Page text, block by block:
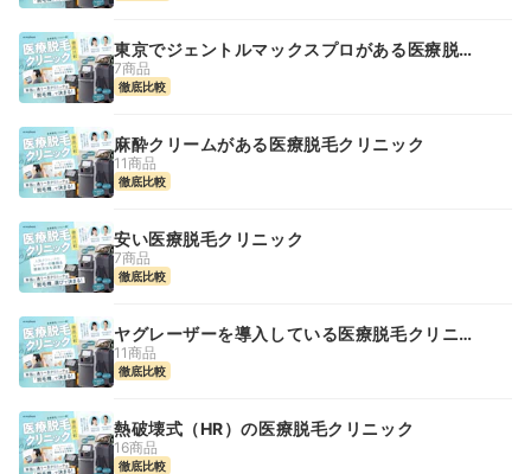
東京でジェントルマックスプロがある医療脱毛
クリニック
7商品
徹底比較
麻酔クリームがある医療脱毛クリニック
11商品
徹底比較
安い医療脱毛クリニック
7商品
徹底比較
ヤグレーザーを導入している医療脱毛クリニッ
ク
11商品
徹底比較
熱破壊式（HR）の医療脱毛クリニック
16商品
徹底比較